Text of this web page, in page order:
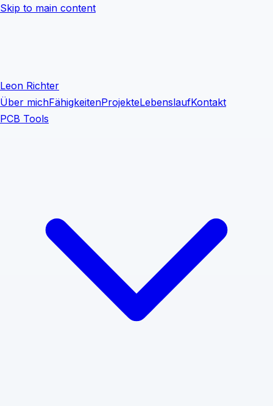
Skip to main content
Leon Richter
Über michFähigkeitenProjekteLebenslaufKontakt
PCB Tools